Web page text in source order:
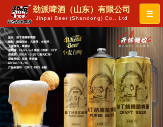
劲派啤酒（山东）有限公司
Jinpai Beer (Shandong) Co., Ltd